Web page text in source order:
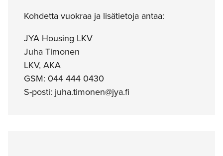
Kohdetta vuokraa ja lisätietoja antaa:
JYA Housing LKV
Juha Timonen
LKV, AKA
GSM: 044 444 0430
S-posti: juha.timonen@jya.fi